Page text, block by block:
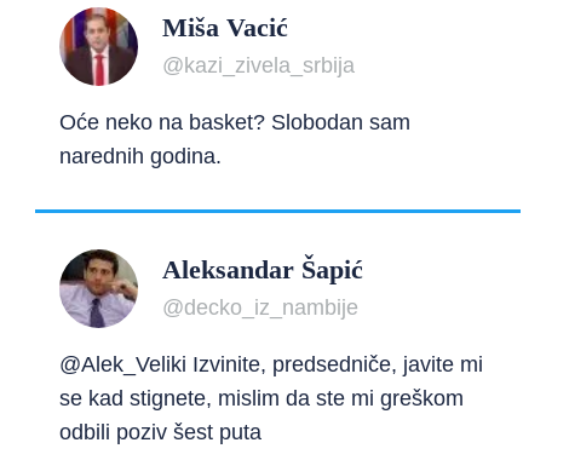
Miša Vacić
@kazi_zivela_srbija
Oće neko na basket? Slobodan sam
narednih godina.
Aleksandar Šapić
@decko_iz_nambije
@Alek_Veliki Izvinite, predsedniče, javite mi
se kad stignete, mislim da ste mi greškom
odbili poziv šest puta